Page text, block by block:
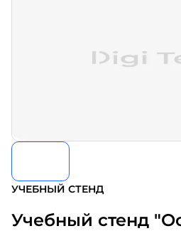
УЧЕБНЫЙ СТЕНД
Учебный стенд